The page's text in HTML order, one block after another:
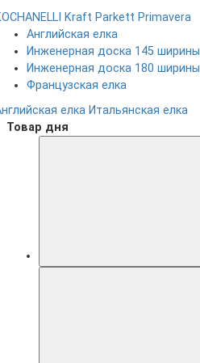
Kraft Parkett Primavera
Английская елка
Инженерная доска 145 ширины
Инженерная доска 180 ширины
Французская елка
елка Итальянская елка
Товар дня